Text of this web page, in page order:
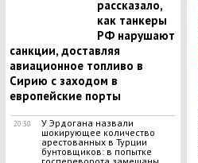
рассказало,
как танкеры
РФ нарушают
санкции, доставляя
авиационное топливо в
Сирию с заходом в
европейские порты
20:30
У Эрдогана назвали
шокирующее количество
арестованных в Турции
бунтовщиков: в попытке